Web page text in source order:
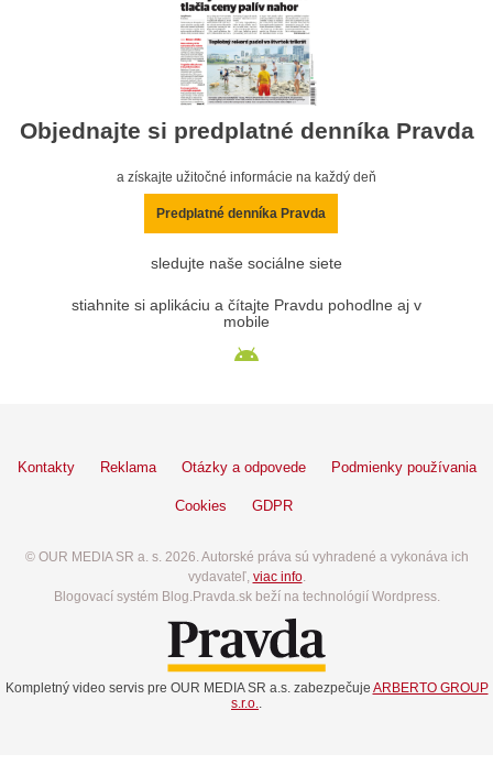
Objednajte si predplatné denníka Pravda
a získajte užitočné informácie na každý deň
Predplatné denníka Pravda
sledujte naše sociálne siete
stiahnite si aplikáciu a čítajte Pravdu pohodlne aj v
mobile
Kontakty Reklama Otázky a odpovede Podmienky používania
Cookies GDPR
© OUR MEDIA SR a. s. 2026. Autorské práva sú vyhradené a vykonáva ich
vydavateľ, viac info.
Blogovací systém Blog.Pravda.sk beží na technológií Wordpress.
Kompletný video servis pre OUR MEDIA SR a.s. zabezpečuje ARBERTO GROUP
s.r.o..